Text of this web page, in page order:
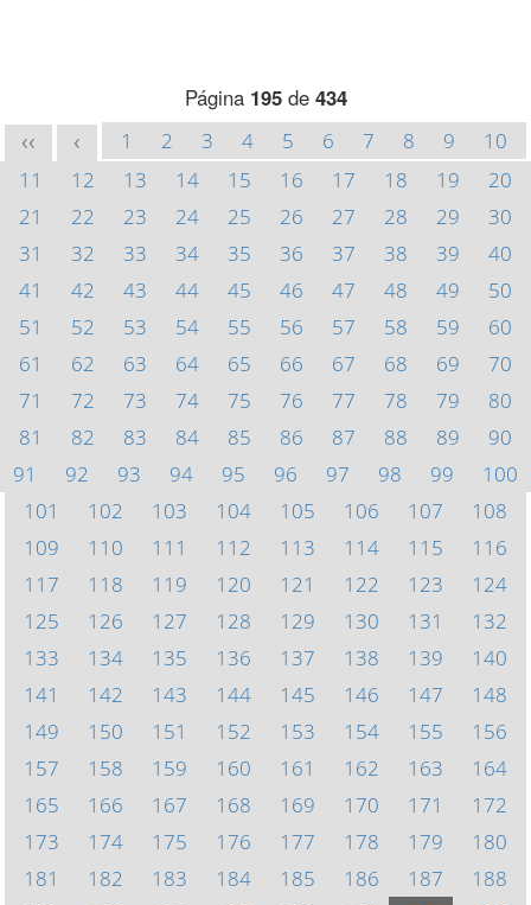
Página 195de 434
<< < 1 2 3 4 5 6 7 8 9
10
11
12 13 14 15 16 17 18 19
20
21
22 23 24 25 26 27 28 29
30
31
32 33 34 35 36 37 38 39
40
41
42 43 44 45 46 47 48 49
50
51
52 53 54 55 56 57 58 59
60
61
62 63 64 65 66 67 68 69
70
71
72 73 74 75 76 77 78 79
80
81
82 83 84 85 86 87 88 89
90
91
92 93 94 95 96 97 98 99
100
101
102 103 104 105 106 107
108
109
110 111 112 113 114 115
116
117
118 119 120 121 122 123
124
125
126 127 128 129 130 131
132
133
134 135 136 137 138 139
140
141
142 143 144 145 146 147
148
149
150 151 152 153 154 155
156
157
158 159 160 161 162 163
164
165
166 167 168 169 170 171
172
173
174 175 176 177 178 179
180
181
182 183 184 185 186 187
188